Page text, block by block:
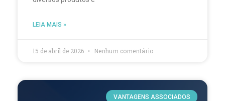
LEIA MAIS »
15 de abril de 2026 Nenhum comentário
VANTAGENS ASSOCIADOS